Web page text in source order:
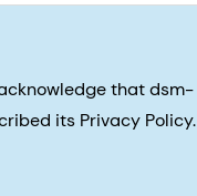
that dsm-
its Privacy Policy.